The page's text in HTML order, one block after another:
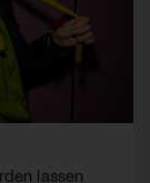
lassen